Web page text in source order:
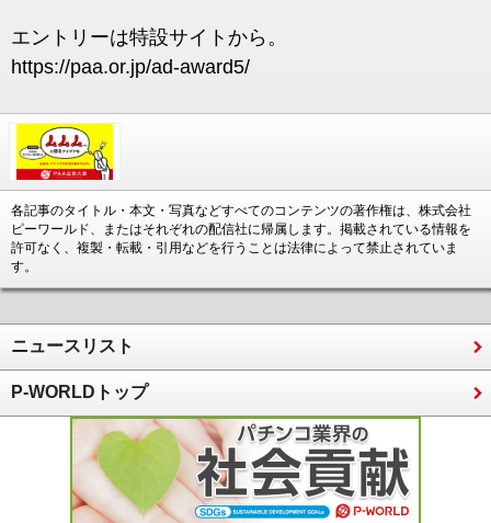
エントリーは特設サイトから。
https://paa.or.jp/ad-award5/
各記事のタイトル・本文・写真などすべてのコンテンツの著作権は、株式会社
ピーワールド、またはそれぞれの配信社に帰属します。掲載されている情報を
許可なく、複製・転載・引用などを行うことは法律によって禁止されていま
す。
ニュースリスト
P-WORLDトップ